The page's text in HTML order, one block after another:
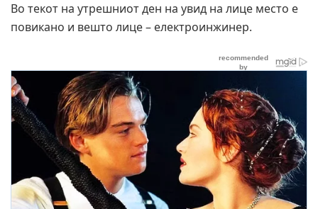
Во текот на утрешниот ден на увид на лице место е
повикано и вешто лице – електроинжинер.